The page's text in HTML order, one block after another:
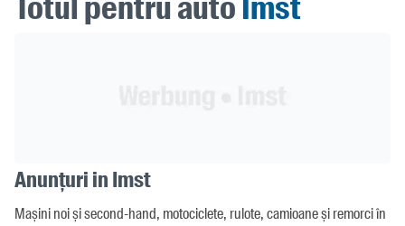
Anunțuri in Imst
Mașini noi și second-hand, motociclete, rulote, camioane și remorci în